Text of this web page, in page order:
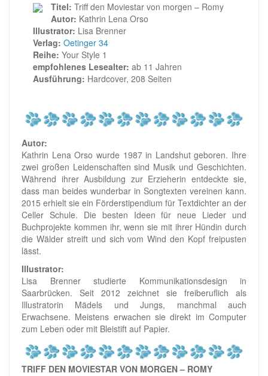
Titel: Triff den Moviestar von morgen – Romy
Autor: Kathrin Lena Orso
Illustrator: Lisa Brenner
Verlag: Oetinger 34
Reihe: Your Style 1
empfohlenes Lesealter: ab 11 Jahren
Ausführung: Hardcover, 208 Seiten
Autor:
Kathrin Lena Orso wurde 1987 in Landshut geboren. Ihre
zwei großen Leidenschaften sind Musik und Geschichten.
Während ihrer Ausbildung zur Erzieherin entdeckte sie,
dass man beides wunderbar in Songtexten vereinen kann.
2015 erhielt sie ein Förderstipendium für Textdichter an der
Celler Schule. Die besten Ideen für neue Lieder und
Buchprojekte kommen ihr, wenn sie mit ihrer Hündin durch
die Wälder streift und sich vom Wind den Kopf freipusten
lässt.
Illustrator:
Lisa Brenner studierte Kommunikationsdesign in
Saarbrücken. Seit 2012 zeichnet sie freiberuflich als
Illustratorin Mädels und Jungs, manchmal auch
Erwachsene. Meistens erwachen sie direkt im Computer
zum Leben oder mit Bleistift auf Papier.
TRIFF DEN MOVIESTAR VON MORGEN – ROMY